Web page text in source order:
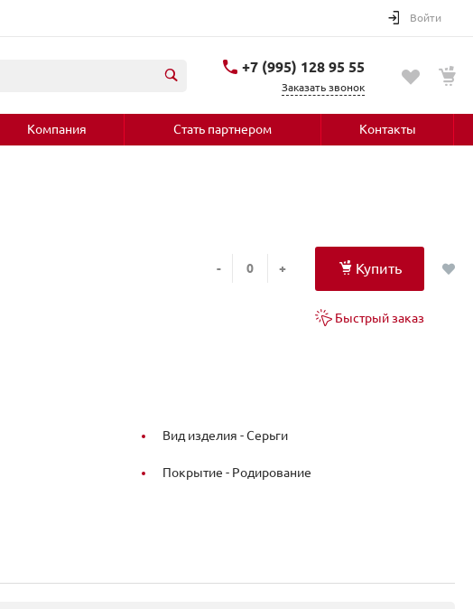
Войти
+7 (995) 128 95 55
Заказать звонок
Компания Стать партнером Контакты
- + Купить
Быстрый заказ
Вид изделия -Серьги
Покрытие - Родирование